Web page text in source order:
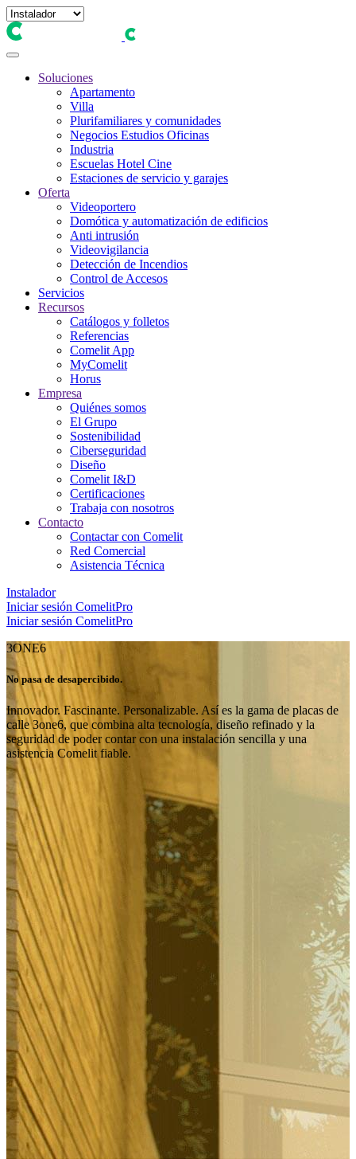
Soluciones
Apartamento
Villa
Plurifamiliares y comunidades
Negocios Estudios Oficinas
Industria
Escuelas Hotel Cine
Estaciones de servicio y garajes
Oferta
Videoportero
Domótica y automatización de edificios
Anti intrusión
Videovigilancia
Detección de Incendios
Control de Accesos
Servicios
Recursos
Catálogos y folletos
Referencias
Comelit App
MyComelit
Horus
Empresa
Quiénes somos
El Grupo
Sostenibilidad
Ciberseguridad
Diseño
Comelit I&D
Certificaciones
Trabaja con nosotros
Contacto
Contactar con Comelit
Red Comercial
Asistencia Técnica
Instalador
Iniciar sesión ComelitPro
Iniciar sesión ComelitPro
3ONE6
No pasa de desapercibido.
Innovador. Fascinante. Personalizable. Así es la gama de placas de
calle 3one6, que combina alta tecnología, diseño refinado y la
seguridad de poder contar con una instalación sencilla y una
asistencia Comelit fiable.